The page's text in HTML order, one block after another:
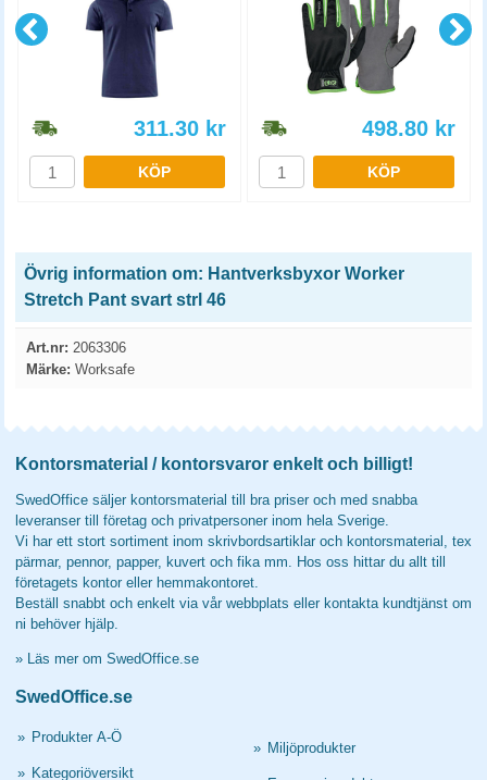
311.30 kr
KÖP
498.80 kr
KÖP
Övrig information om: Hantverksbyxor Worker
Stretch Pant svart strl 46
Art.nr: 2063306
Märke: Worksafe
Kontorsmaterial / kontorsvaror enkelt och billigt!
SwedOffice säljer kontorsmaterial till bra priser och med snabba
leveranser till företag och privatpersoner inom hela Sverige.
Vi har ett stort sortiment inom skrivbordsartiklar och kontorsmaterial, tex
pärmar, pennor, papper, kuvert och fika mm. Hos oss hittar du allt till
företagets kontor eller hemmakontoret.
Beställ snabbt och enkelt via vår webbplats eller kontakta kundtjänst om
ni behöver hjälp.
» Läs mer om SwedOffice.se
SwedOffice.se
» Produkter A-Ö
» Kategoriöversikt
» Miljöprodukter